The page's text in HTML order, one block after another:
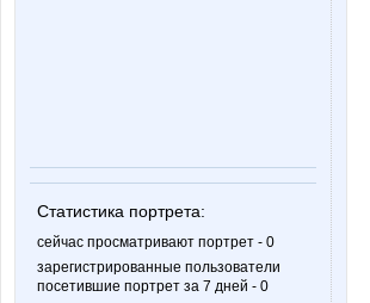
Статистика портрета:
сейчас просматривают портрет - 0
зарегистрированные пользователи
посетившие портрет за 7 дней - 0